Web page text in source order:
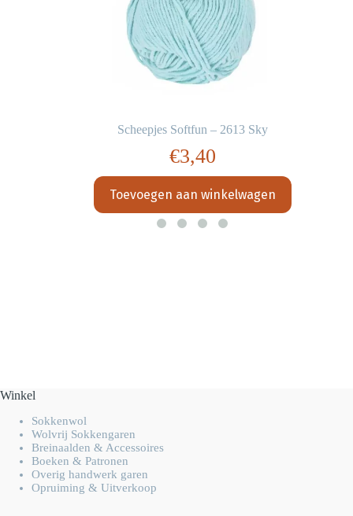
Scheepjes Softfun – 2613 Sky
€3,40
Toevoegen aan winkelwagen
Winkel
Sokkenwol
Wolvrij Sokkengaren
Breinaalden & Accessoires
Boeken & Patronen
Overig handwerk garen
Opruiming & Uitverkoop